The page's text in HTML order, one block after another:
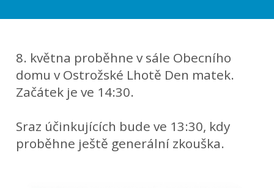
8. května proběhne v sále Obecního
domu v Ostrožské Lhotě Den matek.
Začátek je ve 14:30.
Sraz účinkujících bude ve 13:30, kdy
proběhne ještě generální zkouška.